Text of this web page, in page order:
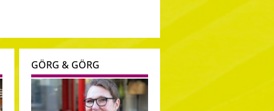
GÖRG & GÖRG